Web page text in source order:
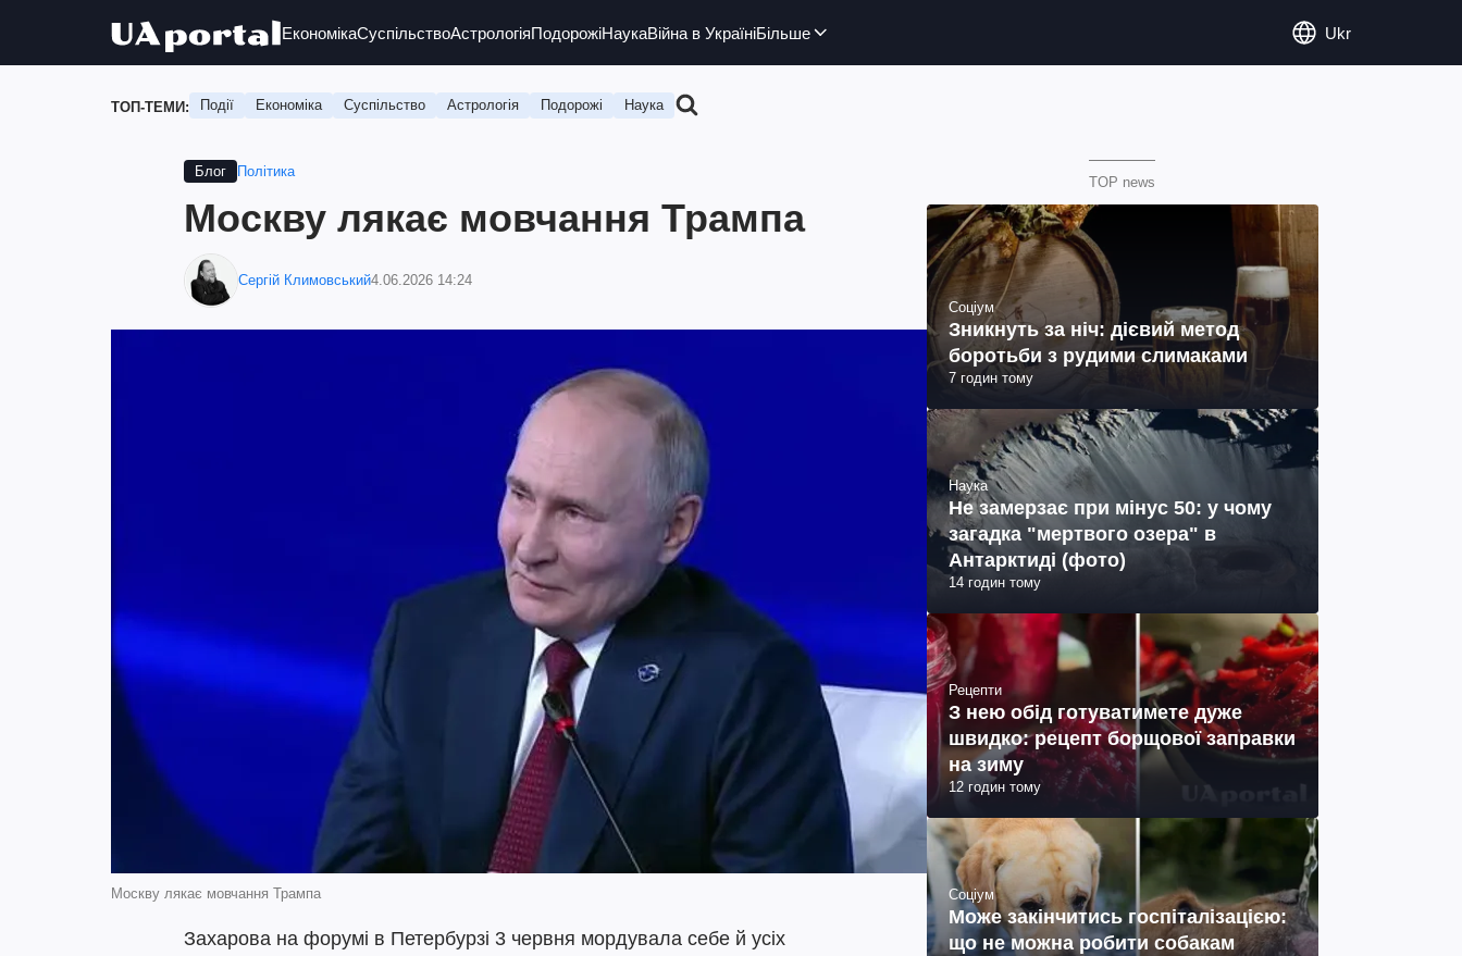
ЕкономікаСуспільствоАстрологіяПодорожіНаукаВійна в УкраїніБільше Ukr
ТОП-ТЕМИ: Події Економіка Суспільство Астрологія Подорожі Наука
Блог Політика
Москву лякає мовчання Трампа
Сергій Климовський4.06.2026 14:24
Москву лякає мовчання Трампа
Захарова на форумі в Петербурзі 3 червня мордувала себе й усіх
TOP news
Соціум
Зникнуть за ніч: дієвий метод
боротьби з рудими слимаками
7 годин тому
Наука
Не замерзає при мінус 50: у чому
загадка "мертвого озера" в
Антарктиді (фото)
14 годин тому
Рецепти
З нею обід готуватимете дуже
швидко: рецепт борщової заправки
на зиму
12 годин тому
Соціум
Може закінчитись госпіталізацією:
що не можна робити собакам